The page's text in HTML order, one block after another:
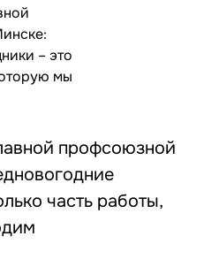
профсоюзной
часть работы,